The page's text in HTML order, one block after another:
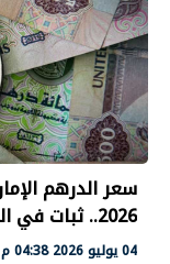
2026.. ثبات في البنوك
04 يوليو 2026 04:38 م